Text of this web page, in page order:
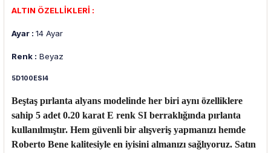
ALTIN ÖZELLİKLERİ :
Ayar : 14 Ayar
Renk : Beyaz
5D100ESI4
Beştaş pırlanta alyans modelinde her biri aynı özelliklere
sahip 5 adet 0.20 karat E renk SI berraklığında pırlanta
kullanılmıştır. Hem güvenli bir alışveriş yapmanızı hemde
Roberto Bene kalitesiyle en iyisini almanızı sağlıyoruz. Satın